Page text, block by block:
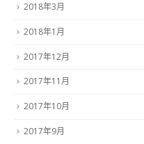
2018年3月
2018年1月
2017年12月
2017年11月
2017年10月
2017年9月